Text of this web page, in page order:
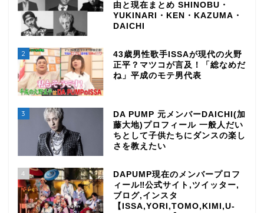
由と現在まとめ SHINOBU・
YUKINARI・KEN・KAZUMA・
DAICHI
2
43歳男性歌手ISSAが現代の火野
正平？マツコが言及！「総なめだ
ね」平成のモテ男代表
3
DA PUMP 元メンバーDAICHI(加
藤大地)プロフィール 一般人だい
ちとして子供たちにダンスの楽し
さを教えたい
4
DAPUMP現在のメンバープロフ
ィール‼公式サイト,ツイッター,
ブログ,インスタ
【ISSA,YORI,TOMO,KIMI,U-